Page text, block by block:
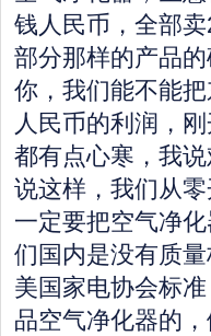
钱人民币，全部
部分那样的产品
你，我们能不能
人民币的利润，
都有点心寒，我
说这样，我们从
一定要把空气净
们国内是没有质
美国家电协会标
品空气净化器的